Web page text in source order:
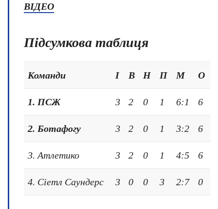
ВІДЕО
Підсумкова таблиця
Команди І В Н П М О
1. ПСЖ 3 2 0 1 6:1 6
2. Ботафогу 3 2 0 1 3:2 6
3. Атлетико 3 2 0 1 4:5 6
4. Сіетл Саундерс 3 0 0 3 2:7 0